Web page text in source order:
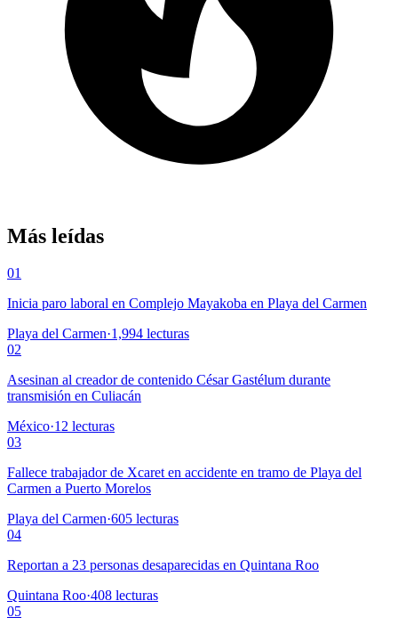
Más leídas
01
Inicia paro laboral en Complejo Mayakoba en Playa del Carmen
Playa del Carmen·1,994 lecturas
02
Asesinan al creador de contenido César Gastélum durante
transmisión en Culiacán
México·12 lecturas
03
Fallece trabajador de Xcaret en accidente en tramo de Playa del
Carmen a Puerto Morelos
Playa del Carmen·605 lecturas
04
Reportan a 23 personas desaparecidas en Quintana Roo
Quintana Roo·408 lecturas
05